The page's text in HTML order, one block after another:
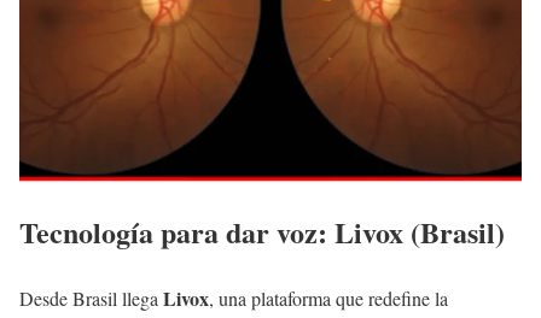
Tecnología para dar voz: Livox (Brasil)
Desde Brasil llega Livox, una plataforma que redefine la